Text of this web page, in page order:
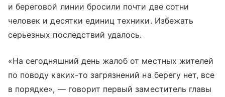
и береговой линии бросили почти две сотни
человек и десятки единиц техники. Избежать
серьезных последствий удалось.
«На сегодняшний день жалоб от местных жителей
по поводу каких-то загрязнений на берегу нет, все
в порядке», — говорит первый заместитель главы